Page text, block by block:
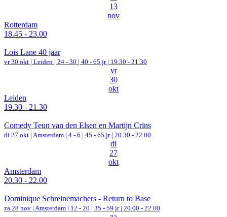
13
nov
Rotterdam
18.45 - 23.00
Lois Lane 40 jaar
vr 30 okt | Leiden | 24 - 30 | 40 - 65 jr | 19.30 - 21.30
vr
30
okt
Leiden
19.30 - 21.30
Comedy Teun van den Elsen en Martijn Crins
di 27 okt | Amsterdam | 4 - 6 | 45 - 65 jr | 20.30 - 22.00
di
27
okt
Amsterdam
20.30 - 22.00
Dominique Schreinemachers - Return to Base
za 28 nov | Amsterdam | 12 - 20 | 35 - 59 jr | 20.00 - 22.00